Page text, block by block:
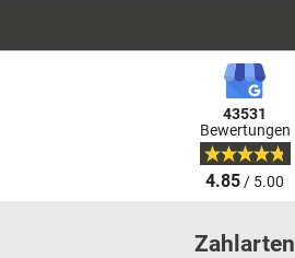
43531
Bewertungen
4.85/ 5.00
Zahlarten